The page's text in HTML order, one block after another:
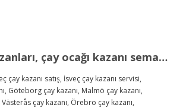
İsveç Çay Kazanları, çay ocağı kazanı semaver
çay kazanı satış, İsveç çay kazanı servisi,
Göteborg çay kazanı, Malmö çay kazanı,
çay kazanı, Örebro çay kazanı,